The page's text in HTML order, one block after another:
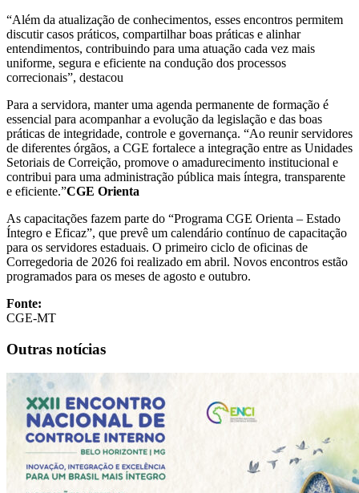
“Além da atualização de conhecimentos, esses encontros permitem
discutir casos práticos, compartilhar boas práticas e alinhar
entendimentos, contribuindo para uma atuação cada vez mais
uniforme, segura e eficiente na condução dos processos
correcionais”, destacou
Para a servidora, manter uma agenda permanente de formação é
essencial para acompanhar a evolução da legislação e das boas
práticas de integridade, controle e governança. “Ao reunir servidores
de diferentes órgãos, a CGE fortalece a integração entre as Unidades
Setoriais de Correição, promove o amadurecimento institucional e
contribui para uma administração pública mais íntegra, transparente
e eficiente.”CGE Orienta
As capacitações fazem parte do “Programa CGE Orienta – Estado
Íntegro e Eficaz”, que prevê um calendário contínuo de capacitação
para os servidores estaduais. O primeiro ciclo de oficinas de
Corregedoria de 2026 foi realizado em abril. Novos encontros estão
programados para os meses de agosto e outubro.
Fonte:
CGE-MT
Outras notícias